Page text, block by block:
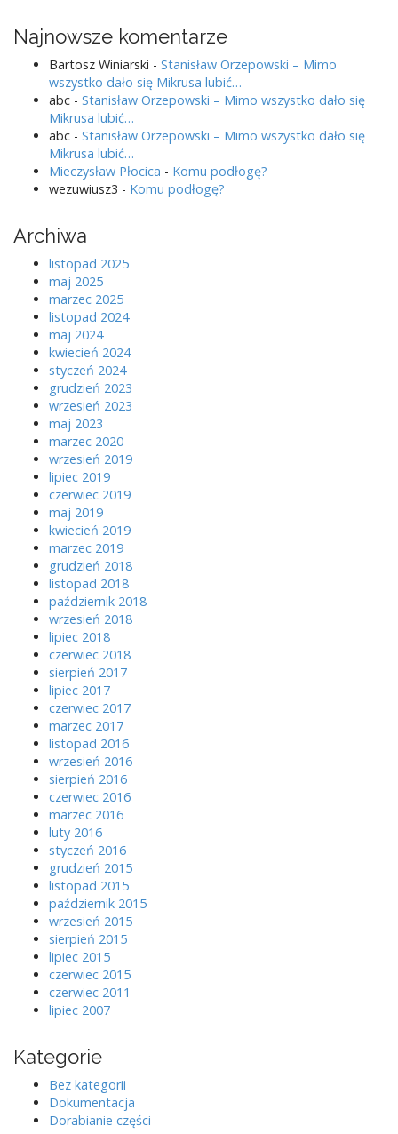
Najnowsze komentarze
Bartosz Winiarski - Stanisław Orzepowski – Mimo
wszystko dało się Mikrusa lubić…
abc - Stanisław Orzepowski – Mimo wszystko dało się
Mikrusa lubić…
abc - Stanisław Orzepowski – Mimo wszystko dało się
Mikrusa lubić…
Mieczysław Płocica - Komu podłogę?
wezuwiusz3 - Komu podłogę?
Archiwa
listopad 2025
maj 2025
marzec 2025
listopad 2024
maj 2024
kwiecień 2024
styczeń 2024
grudzień 2023
wrzesień 2023
maj 2023
marzec 2020
wrzesień 2019
lipiec 2019
czerwiec 2019
maj 2019
kwiecień 2019
marzec 2019
grudzień 2018
listopad 2018
październik 2018
wrzesień 2018
lipiec 2018
czerwiec 2018
sierpień 2017
lipiec 2017
czerwiec 2017
marzec 2017
listopad 2016
wrzesień 2016
sierpień 2016
czerwiec 2016
marzec 2016
luty 2016
styczeń 2016
grudzień 2015
listopad 2015
październik 2015
wrzesień 2015
sierpień 2015
lipiec 2015
czerwiec 2015
czerwiec 2011
lipiec 2007
Kategorie
Bez kategorii
Dokumentacja
Dorabianie części